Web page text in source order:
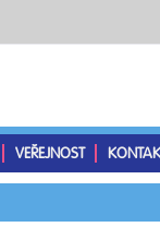
VEŘEJNOST